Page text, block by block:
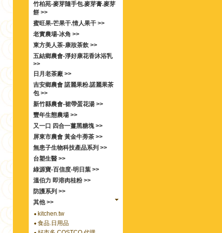
竹柏苑-麥芽隨手包.麥芽膏.麥芽
餅 >>
蜜旺果-芒果干.情人果干 >>
老實農場-冰角 >>
東方美人茶-康妝茶飲 >>
五結鄉農會-淨好康花香沐浴乳
>>
日月老茶廠 >>
吉安鄉農會 諾麗果粉.諾麗果茶
包 >>
新竹縣農會-裙帶蛋花湯 >>
豐年生態農場 >>
又一口 四合一薑黑糖塊 >>
屏東市農會 黃金牛蒡茶 >>
無患子生物科技產品系列 >>
台塑生醫 >>
綠源寶-百信度-明日葉 >>
溫伯力 即溶肉桂粉 >>
防護系列 >>
其他 >>
kitchen.tw
食品.日用品